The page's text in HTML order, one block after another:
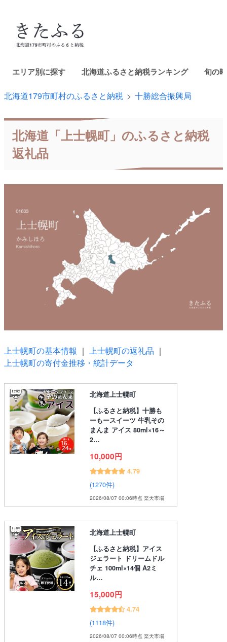
エリア別に探す 北海道ふるさと納税ランキング 旬の
北海道179市町村のふるさと納税 十勝総合振興局
北海道「上士幌町」のふるさと納税
返礼品
上士幌町の基本情報 ｜ 上士幌町の返礼品 ｜
上士幌町の寄付金推移・統計データ
北海道上士幌町
【ふるさと納税】十勝も
ーもースイーツ 牛乳その
まんま アイス 80ml×16～
2…
10,000円
4.79
(1270件)
2026/08/07 00:06時点 楽天市場
北海道上士幌町
【ふるさと納税】アイス
ジェラート ドリームドル
チェ 100ml×14個 A2ミ
ル…
15,000円
4.74
(1118件)
2026/08/07 00:06時点 楽天市場